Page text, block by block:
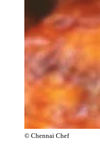
© Chennai Chef